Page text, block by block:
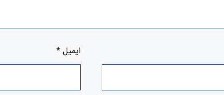
ایمیل *